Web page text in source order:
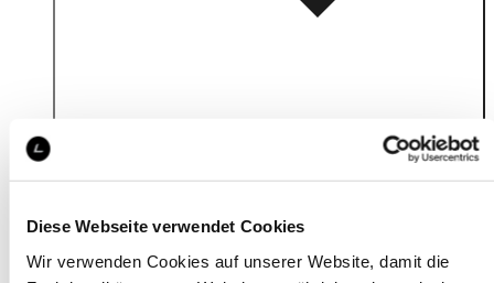
Diese Webseite verwendet Cookies
Wir verwenden Cookies auf unserer Website, damit die